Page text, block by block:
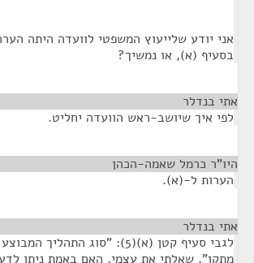
אני יודע שלייעוץ המשפטי לוועדה היתה
בסעיף (א), או נמשיך?
אתי בנדלר
לפי איך שיושב-ראש הוועדה יחליט.
היו"ר כרמל שאמה-הכהן
הערות ל-(א).
אתי בנדלר
לגבי סעיף קטן (א)(5): "סוג
מתקן", שאלתי את עצמי, האם באמת ניתן